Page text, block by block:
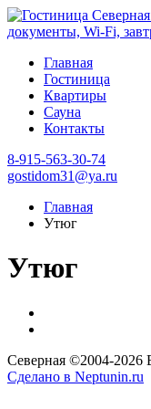
Главная
Гостиница
Квартиры
Сауна
Контакты
8-915-563-30-74
gostidom31@ya.ru
Главная
Утюг
Утюг
Северная ©2004-2026
Сделано в Neptunin.ru